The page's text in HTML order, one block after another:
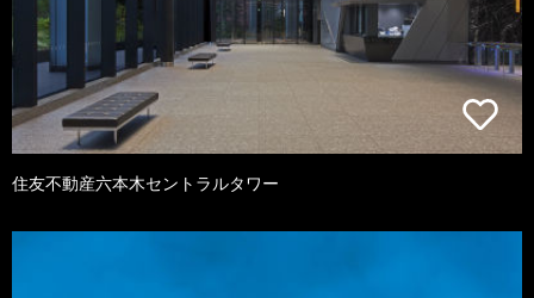
住友不動産六本木セントラルタワー